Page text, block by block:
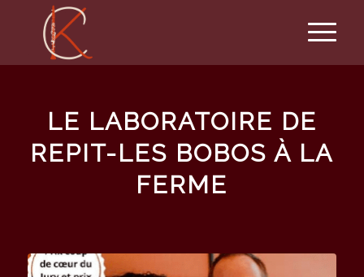
LE LABORATOIRE DE
REPIT-LES BOBOS À LA
FERME